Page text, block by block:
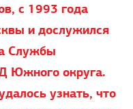
с 1993 года
и дослужился
Службы
Южного округа.
узнать, что